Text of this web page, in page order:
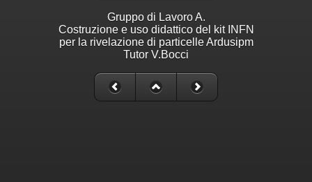
Gruppo di Lavoro A.
Costruzione e uso didattico del kit INFN
per la rivelazione di particelle Ardusipm
Tutor V.Bocci